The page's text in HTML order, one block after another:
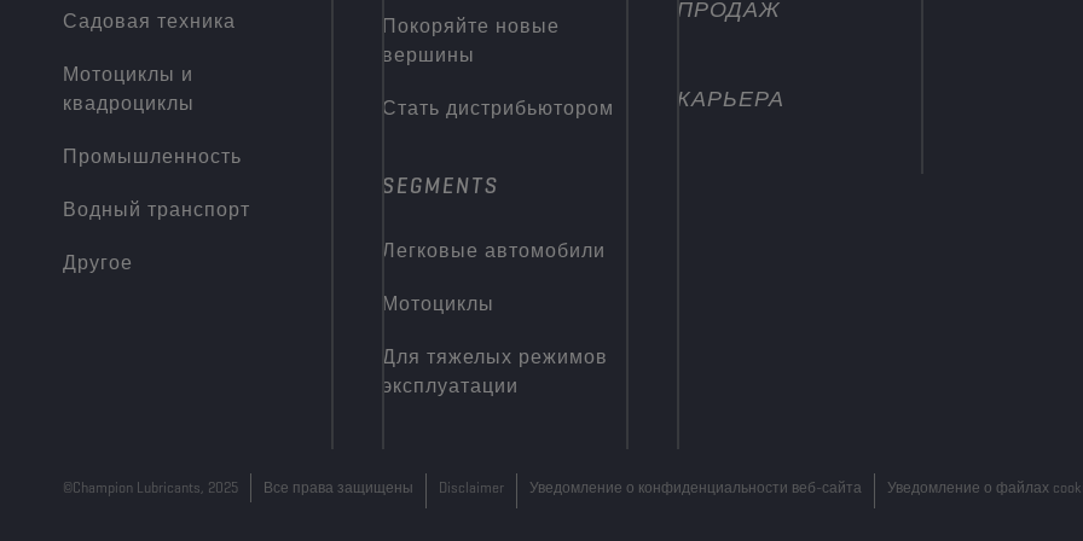
Садовая техника
Мотоциклы и
квадроциклы
Промышленность
Водный транспорт
Другое
Покоряйте новые
вершины
Стать дистрибьютором
SEGMENTS
Легковые автомобили
Мотоциклы
Для тяжелых режимов
эксплуатации
ПРОДАЖ
КАРЬЕРА
©Champion Lubricants, 2025 Все права защищены Disclaimer Уведомление о конфиденциальности веб-сайта Уведомление о файлах